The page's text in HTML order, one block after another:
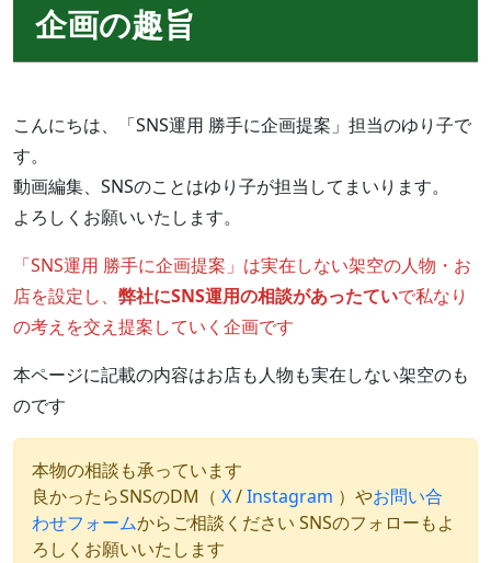
企画の趣旨
こんにちは、「SNS運用 勝手に企画提案」担当のゆり子で
す。
動画編集、SNSのことはゆり子が担当してまいります。
よろしくお願いいたします。
「SNS運用 勝手に企画提案」は実在しない架空の人物・お
店を設定し、 弊社にSNS運用の相談があったていで私なり
の考えを交え提案していく企画です
本ページに記載の内容はお店も人物も実在しない架空のも
のです
本物の相談も承っています
良かったらSNSのDM（ X/Instagram ）やお問い合
わせフォームからご相談ください SNSのフォローもよ
ろしくお願いいたします